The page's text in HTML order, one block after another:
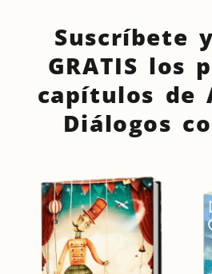
Suscríbete
GRATIS los
capítulos de
Diálogos